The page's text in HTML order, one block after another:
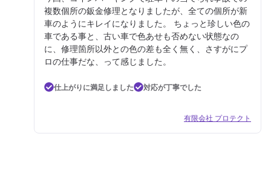
複数個所の鈑金修理となりましたが、全ての個所が新
車のようにキレイになりました。 ちょっと珍しい色の
車である事と、古い車で色あせも否めない状態なの
に、修理箇所以外との色の差も全く無く、さすがにプ
ロの仕事だな、って感じました。
仕上がりに満足しました 対応が丁寧でした
有限会社 プロテクト